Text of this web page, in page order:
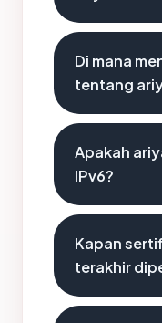
Di mana
tentang
Apakah
IPv6?
Kapan
terakhir